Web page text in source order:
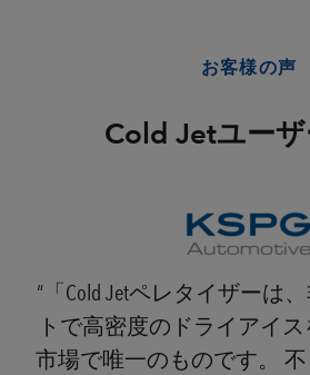
お客様の声
Cold Jetユー
「Cold Jetペレタイザーは
トで高密度のドライアイス
市場で唯一のものです。 不